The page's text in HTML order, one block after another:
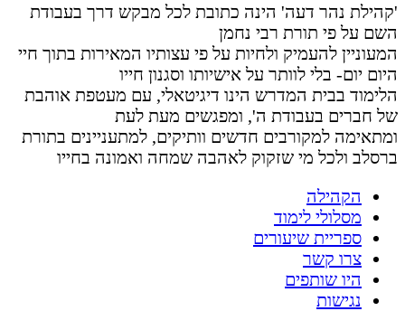
'קהילת נהר דעה' הינה כתובת לכל מבקש דרך בעבודת
השם על פי תורת רבי נחמן
המעוניין להעמיק ולחיות על פי עצותיו המאירות בתוך חיי
היום יום- בלי לוותר על אישיותו וסגנון חייו
הלימוד בבית המדרש הינו דיגיטאלי, עם מעטפת אוהבת
של חברים בעבודת ה', ומפגשים מעת לעת
ומתאימה למקורבים חדשים וותיקים, למתעניינים בתורת
ברסלב ולכל מי שזקוק לאהבה שמחה ואמונה בחייו
הקהילה
מסלולי לימוד
ספריית שיעורים
צרו קשר
היו שותפים
נגישות